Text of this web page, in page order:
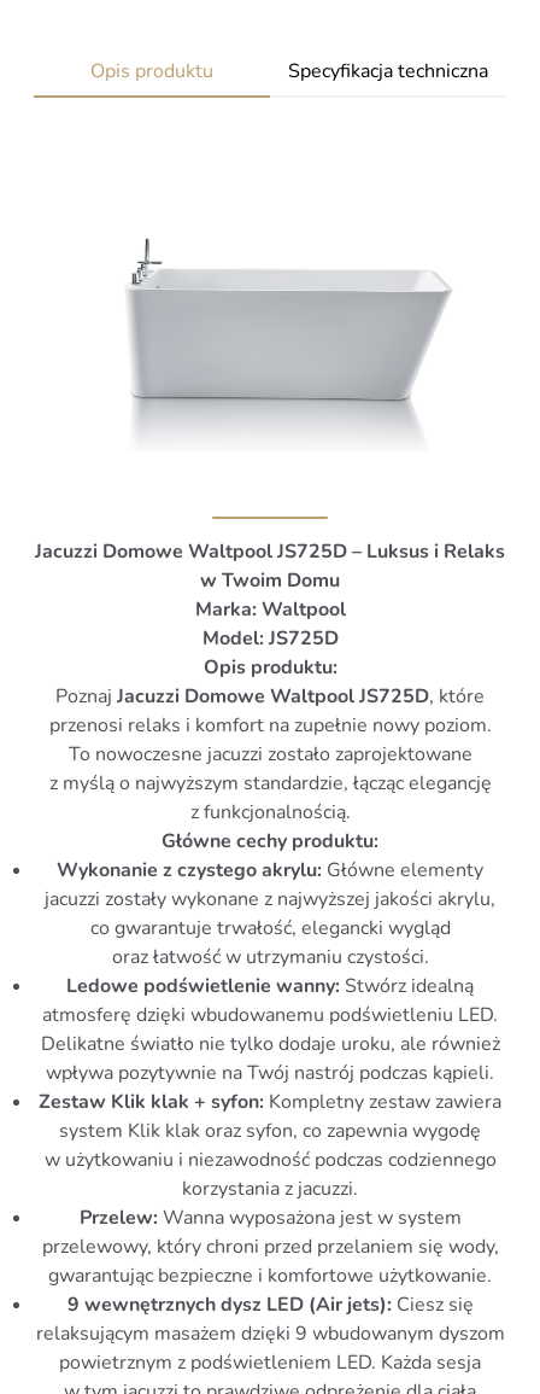
Opis produktu Specyfikacja techniczna
Jacuzzi Domowe Waltpool JS725D – Luksus i Relaks
w Twoim Domu
Marka: Waltpool
Model: JS725D
Opis produktu:
Poznaj Jacuzzi Domowe Waltpool JS725D, które
przenosi relaks i komfort na zupełnie nowy poziom.
To nowoczesne jacuzzi zostało zaprojektowane
z myślą o najwyższym standardzie, łącząc elegancję
z funkcjonalnością.
Główne cechy produktu:
Wykonanie z czystego akrylu: Główne elementy
jacuzzi zostały wykonane z najwyższej jakości akrylu,
co gwarantuje trwałość, elegancki wygląd
oraz łatwość w utrzymaniu czystości.
Ledowe podświetlenie wanny: Stwórz idealną
atmosferę dzięki wbudowanemu podświetleniu LED.
Delikatne światło nie tylko dodaje uroku, ale również
wpływa pozytywnie na Twój nastrój podczas kąpieli.
Zestaw Klik klak + syfon: Kompletny zestaw zawiera
system Klik klak oraz syfon, co zapewnia wygodę
w użytkowaniu i niezawodność podczas codziennego
korzystania z jacuzzi.
Przelew: Wanna wyposażona jest w system
przelewowy, który chroni przed przelaniem się wody,
gwarantując bezpieczne i komfortowe użytkowanie.
9 wewnętrznych dysz LED (Air jets): Ciesz się
relaksującym masażem dzięki 9 wbudowanym dyszom
powietrznym z podświetleniem LED. Każda sesja